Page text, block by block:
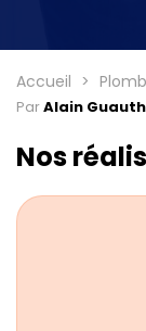
Accueil
ParAlain
Nos